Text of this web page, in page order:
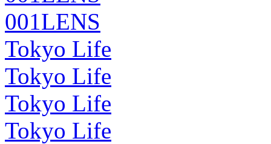
001LENS
Tokyo Life
Tokyo Life
Tokyo Life
Tokyo Life